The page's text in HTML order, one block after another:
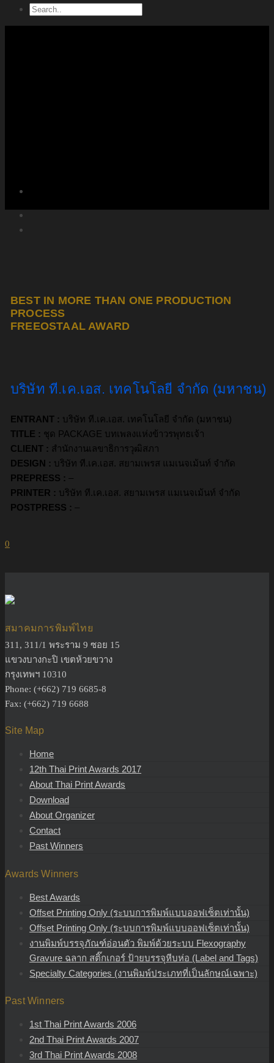
BEST IN MORE THAN ONE PRODUCTION
PROCESS
FREEOSTAAL AWARD
บริษัท ที.เค.เอส. เทคโนโลยี จำกัด (มหาชน)
ENTRANT : บริษัท ที.เค.เอส. เทคโนโลยี จำกัด (มหาชน)
TITLE : ชุด PACKAGE บทเพลงแห่งข้าวรพุทธเจ้า
CLIENT : สำนักงานเลขาธิการวุฒิสภา
DESIGN : บริษัท ที.เค.เอส. สยามเพรส แมเนจเม้นท์ จำกัด
PREPRESS :–
PRINTER : บริษัท ที.เค.เอส. สยามเพรส แมเนจเม้นท์ จำกัด
POSTPRESS :–
0
สมาคมการพิมพ์ไทย
311, 311/1 พระราม 9 ซอย 15
แขวงบางกะปิ เขตห้วยขวาง
กรุงเทพฯ 10310
Phone: (+662) 719 6685-8
Fax: (+662) 719 6688
Site Map
Home
12th Thai Print Awards 2017
About Thai Print Awards
Download
About Organizer
Contact
Past Winners
Awards Winners
Best Awards
Offset Printing Only (ระบบการพิมพ์แบบออฟเซ็ตเท่านั้น)
Offset Printing Only (ระบบการพิมพ์แบบออฟเซ็ตเท่านั้น)
งานพิมพ์บรรจุภัณฑ์อ่อนตัว พิมพ์ด้วยระบบ Flexography
Gravure ฉลาก สติ๊กเกอร์ ป้ายบรรจุหีบห่อ (Label and Tags)
Specialty Categories (งานพิมพ์ประเภทที่เป็นลักษณ์เฉพาะ)
Past Winners
1st Thai Print Awards 2006
2nd Thai Print Awards 2007
3rd Thai Print Awards 2008